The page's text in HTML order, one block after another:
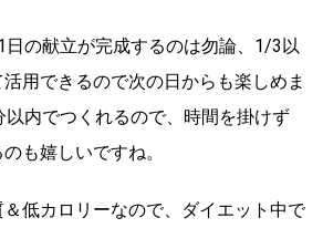
日の献立が完成するのは勿論、1/3以
用できるので次の日からも楽しめま
内でつくれるので、時間を掛けず
も嬉しいですね。
低カロリーなので、ダイエット中で